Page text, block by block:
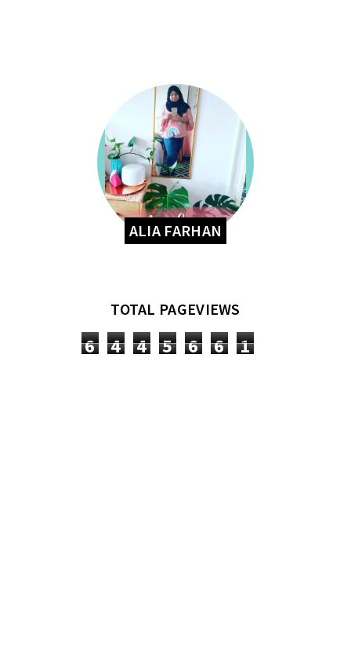
ALIA FARHAN
TOTAL PAGEVIEWS
6 4 4 5 6 6 1